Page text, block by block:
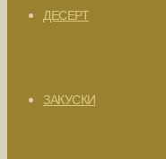
ДЕСЕРТ
ЗАКУСКИ